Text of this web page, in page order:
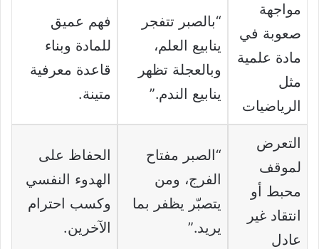
مواجهة
صعوبة في
مادة علمية
مثل
الرياضيات
“بالصبر تتفجر
ينابيع العلم،
وبالعجلة تظهر
ينابيع الندم.”
فهم عميق
للمادة وبناء
قاعدة معرفية
متينة.
التعرض
لموقف
محبط أو
انتقاد غير
عادل
“الصبر مفتاح
الفرج، ومن
يتصبّر يظفر بما
يريد.”
الحفاظ على
الهدوء النفسي
وكسب احترام
الآخرين.